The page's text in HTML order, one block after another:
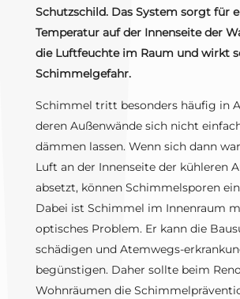
Schutzschild. Das System sorgt für
Temperatur auf der Innenseite der
die Luftfeuchte im Raum und wirkt
Schimmelgefahr.
Schimmel tritt besonders häufig in
deren Außenwände sich nicht
dämmen lassen. Wenn sich dann
Luft an der Innenseite der kühleren
absetzt, können Schimmelsporen
Dabei ist Schimmel im Innenraum
optisches Problem. Er kann die
schädigen und Atemwegs-
begünstigen. Daher sollte beim
Wohnräumen die